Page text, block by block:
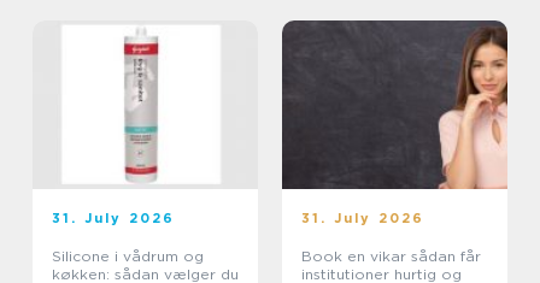
31. July 2026
Silicone i vådrum og
køkken: sådan vælger du
31. July 2026
Book en vikar sådan får
institutioner hurtig og